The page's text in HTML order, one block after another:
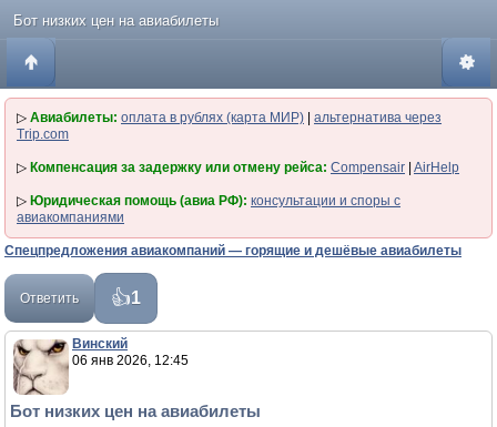
Бот низких цен на авиабилеты
▷ Авиабилеты: оплата в рублях (карта МИР)
альтернатива через
Trip.com
▷ Компенсация за задержку или отмену рейса: Compensair AirHelp
▷ Юридическая помощь (авиа РФ): консультации и споры с
авиакомпаниями
Спецпредложения авиакомпаний — горящие и дешёвые авиабилеты
Ответить 1
Винский
06 янв 2026, 12:45
Бот низких цен на авиабилеты